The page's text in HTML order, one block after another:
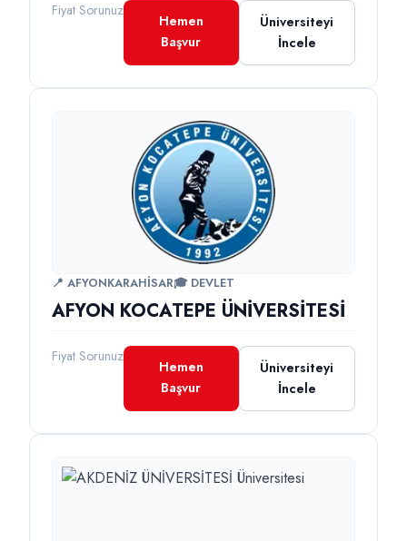
Fiyat Sorunuz
Hemen
Başvur
Üniversiteyi
İncele
📍 AFYONKARAHİSAR🎓 DEVLET
AFYON KOCATEPE ÜNİVERSİTESİ
Fiyat Sorunuz
Hemen
Başvur
Üniversiteyi
İncele